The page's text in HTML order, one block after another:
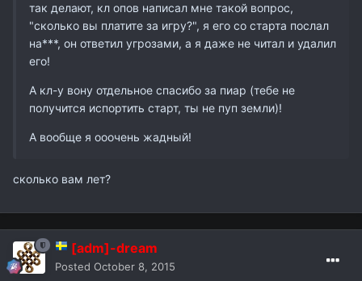
так делают, кл опов написал мне такой вопрос,
"сколько вы платите за игру?", я его со старта послал
на***, он ответил угрозами, а я даже не читал и удалил
его!
А кл-у вону отдельное спасибо за пиар (тебе не
получится испортить старт, ты не пуп земли)!
А вообще я ооочень жадный!
сколько вам лет?
[adm]-dream
Posted October 8, 2015